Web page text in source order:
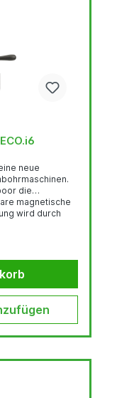
neue
die
magnetische
wird durch
ohne
einen
Einsatz unter
ECO.i6 wird die
und
integriertes...